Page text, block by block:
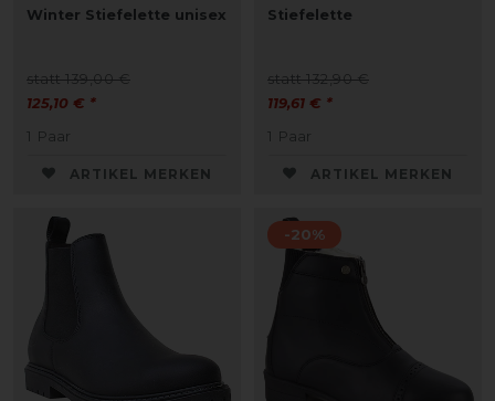
Winter Stiefelette unisex
statt 139,00 €
125,10 € *
1 Paar
ARTIKEL MERKEN
Stiefelette
statt 132,90 €
119,61 € *
1 Paar
ARTIKEL MERKEN
-20%